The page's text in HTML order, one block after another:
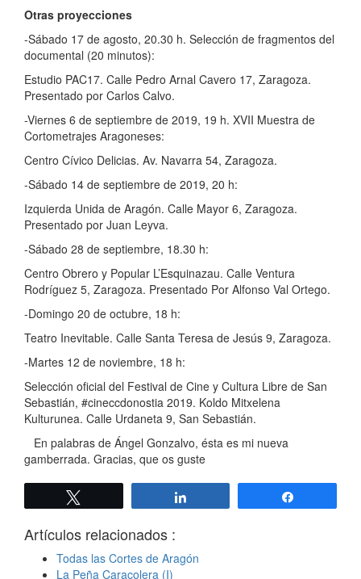
Otras proyecciones
-Sábado 17 de agosto, 20.30 h. Selección de fragmentos del
documental (20 minutos):
Estudio PAC17. Calle Pedro Arnal Cavero 17, Zaragoza.
Presentado por Carlos Calvo.
-Viernes 6 de septiembre de 2019, 19 h. XVII Muestra de
Cortometrajes Aragoneses:
Centro Cívico Delicias. Av. Navarra 54, Zaragoza.
-Sábado 14 de septiembre de 2019, 20 h:
Izquierda Unida de Aragón. Calle Mayor 6, Zaragoza.
Presentado por Juan Leyva.
-Sábado 28 de septiembre, 18.30 h:
Centro Obrero y Popular L’Esquinazau. Calle Ventura
Rodríguez 5, Zaragoza. Presentado Por Alfonso Val Ortego.
-Domingo 20 de octubre, 18 h:
Teatro Inevitable. Calle Santa Teresa de Jesús 9, Zaragoza.
-Martes 12 de noviembre, 18 h:
Selección oficial del Festival de Cine y Cultura Libre de San
Sebastián, #cineccdonostia 2019. Koldo Mitxelena
Kulturunea. Calle Urdaneta 9, San Sebastián.
En palabras de Ángel Gonzalvo, ésta es mi nueva
gamberrada. Gracias, que os guste
Artículos relacionados :
Todas las Cortes de Aragón
La Peña Caracolera (I)